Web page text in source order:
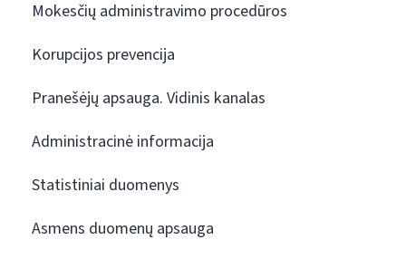
Mokesčių administravimo procedūros
Korupcijos prevencija
Pranešėjų apsauga. Vidinis kanalas
Administracinė informacija
Statistiniai duomenys
Asmens duomenų apsauga